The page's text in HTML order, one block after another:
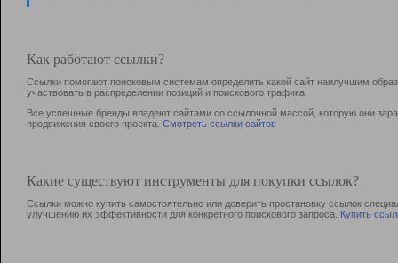
Как работают ссылки?
Ссылки помогают поисковым системам определить какой сайт наилучшим
участвовать в раcпределении позиций и поискового трафика.
Все успешные бренды владеют сайтами со ссылочной массой, которую они
продвижения своего проекта. Смотреть ссылки сайтов
Какие существуют инструменты для покупки ссылок?
Ссылки можно купить самостоятельно или доверить простановку ссылок
улучшению их эффективности для конкретного поискового запроса. Купить